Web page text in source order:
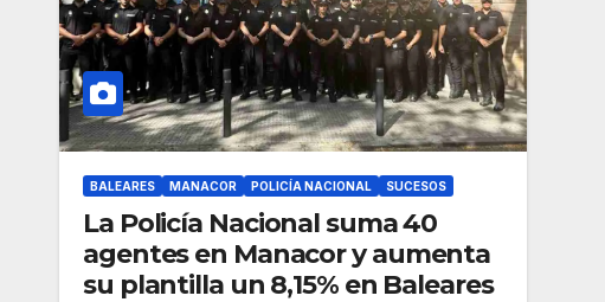
BALEARES MANACOR POLICÍA NACIONAL SUCESOS
La Policía Nacional suma 40
agentes en Manacor y aumenta
su plantilla un 8,15% en Baleares